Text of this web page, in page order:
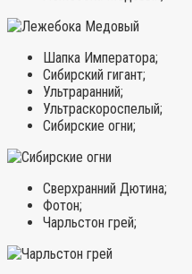
Шапка Императора;
Сибирский гигант;
Ультраранний;
Ультраскороспелый;
Сибирские огни;
Сверхранний Дютина;
Фотон;
Чарльстон грей;